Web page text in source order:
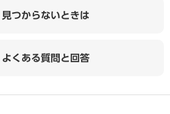
見つからないときは
よくある質問と回答